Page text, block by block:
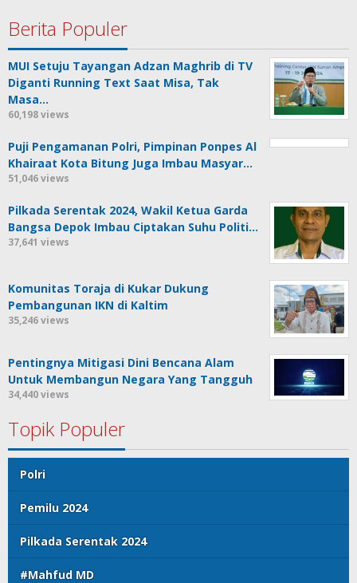
Berita Populer
MUI Setuju Tayangan Adzan Maghrib di TV
Diganti Running Text Saat Misa, Tak
Masa…
60,198 views
Puji Pengamanan Polri, Pimpinan Ponpes Al
Khairaat Kota Bitung Juga Imbau Masyar…
51,046 views
Pilkada Serentak 2024, Wakil Ketua Garda
Bangsa Depok Imbau Ciptakan Suhu Politi…
37,641 views
Komunitas Toraja di Kukar Dukung
Pembangunan IKN di Kaltim
35,246 views
Pentingnya Mitigasi Dini Bencana Alam
Untuk Membangun Negara Yang Tangguh
34,440 views
Topik Populer
Polri
Pemilu 2024
Pilkada Serentak 2024
#Mahfud MD